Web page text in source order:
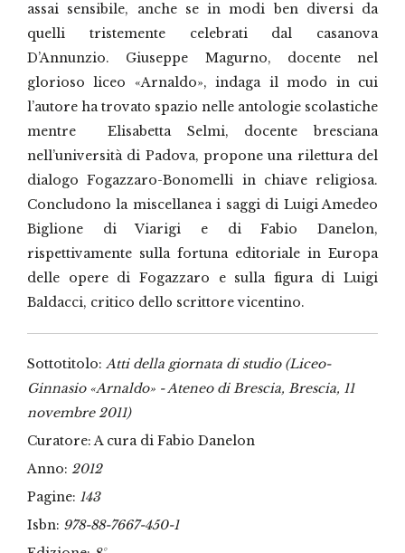
assai sensibile, anche se in modi ben diversi da
quelli tristemente celebrati dal casanova
D’Annunzio. Giuseppe Magurno, docente nel
glorioso liceo «Arnaldo», indaga il modo in cui
l’autore ha trovato spazio nelle antologie scolastiche
mentre Elisabetta Selmi, docente bresciana
nell’università di Padova, propone una rilettura del
dialogo Fogazzaro-Bonomelli in chiave religiosa.
Concludono la miscellanea i saggi di Luigi Amedeo
Biglione di Viarigi e di Fabio Danelon,
rispettivamente sulla fortuna editoriale in Europa
delle opere di Fogazzaro e sulla figura di Luigi
Baldacci, critico dello scrittore vicentino.
Sottotitolo: Atti della giornata di studio (Liceo-
Ginnasio «Arnaldo» - Ateneo di Brescia, Brescia, 11
novembre 2011)
Curatore: A cura di Fabio Danelon
Anno: 2012
Pagine: 143
Isbn: 978-88-7667-450-1